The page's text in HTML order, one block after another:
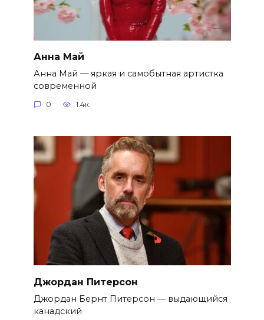
Анна Май
Анна Май — яркая и самобытная артистка
современной
0 1.4к.
Джордан Питерсон
Джордан Бернт Питерсон — выдающийся
канадский